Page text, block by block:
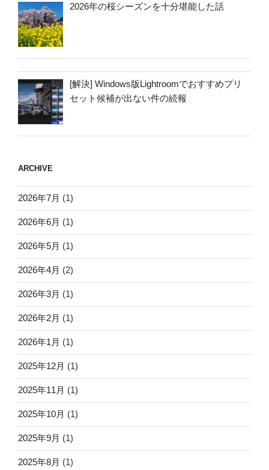
2026年の桜シーズンを十分堪能した話
[解決] Windows版Lightroomでおすすめプリ
セット候補が出ない件の続報
ARCHIVE
2026年7月 (1)
2026年6月 (1)
2026年5月 (1)
2026年4月 (2)
2026年3月 (1)
2026年2月 (1)
2026年1月 (1)
2025年12月 (1)
2025年11月 (1)
2025年10月 (1)
2025年9月 (1)
2025年8月 (1)